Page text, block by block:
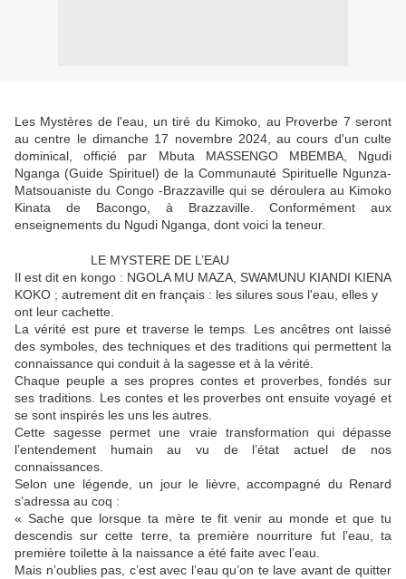
Les Mystères de l'eau, un tiré du Kimoko, au Proverbe 7 seront
au centre le dimanche 17 novembre 2024, au cours d'un culte
dominical, officié par Mbuta MASSENGO MBEMBA, Ngudi
Nganga (Guide Spirituel) de la Communauté Spirituelle Ngunza-
Matsouaniste du Congo -Brazzaville qui se déroulera au Kimoko
Kinata de Bacongo, à Brazzaville. Conformément aux
enseignements du Ngudi Nganga, dont voici la teneur.
LE MYSTERE DE L’EAU
Il est dit en kongo : NGOLA MU MAZA, SWAMUNU KIANDI KIENA
KOKO ; autrement dit en français : les silures sous l'eau, elles y
ont leur cachette.
La vérité est pure et traverse le temps. Les ancêtres ont laissé
des symboles, des techniques et des traditions qui permettent la
connaissance qui conduit à la sagesse et à la vérité.
Chaque peuple a ses propres contes et proverbes, fondés sur
ses traditions. Les contes et les proverbes ont ensuite voyagé et
se sont inspirés les uns les autres.
Cette sagesse permet une vraie transformation qui dépasse
l’entendement humain au vu de l’état actuel de nos
connaissances.
Selon une légende, un jour le lièvre, accompagné du Renard
s’adressa au coq :
« Sache que lorsque ta mère te fit venir au monde et que tu
descendis sur cette terre, ta première nourriture fut l’eau, ta
première toilette à la naissance a été faite avec l’eau.
Mais n’oublies pas, c’est avec l’eau qu’on te lave avant de quitter